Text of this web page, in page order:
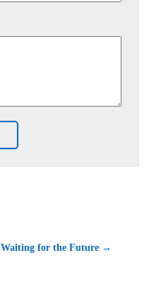
Waiting for the Future →